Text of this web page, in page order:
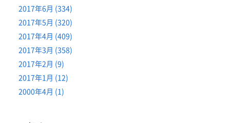
2017年6月 (334)
2017年5月 (320)
2017年4月 (409)
2017年3月 (358)
2017年2月 (9)
2017年1月 (12)
2000年4月 (1)